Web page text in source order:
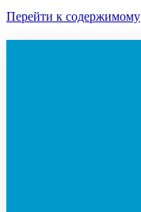
Перейти к содержимому